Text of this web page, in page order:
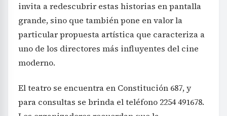
invita a redescubrir estas historias en pantalla
grande, sino que también pone en valor la
particular propuesta artística que caracteriza a
uno de los directores más influyentes del cine
moderno.
El teatro se encuentra en Constitución 687, y
para consultas se brinda el teléfono 2254 491678.